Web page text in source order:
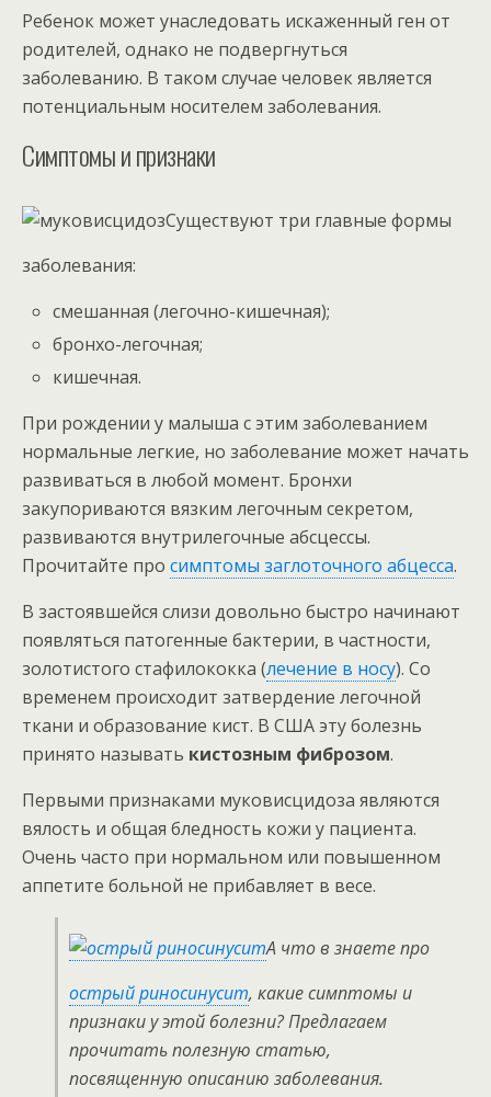
Ребенок может унаследовать искаженный ген от
родителей, однако не подвергнуться
заболеванию. В таком случае человек является
потенциальным носителем заболевания.
Симптомы и признаки
Существуют три главные формы
заболевания:
смешанная (легочно-кишечная);
бронхо-легочная;
кишечная.
При рождении у малыша с этим заболеванием
нормальные легкие, но заболевание может начать
развиваться в любой момент. Бронхи
закупориваются вязким легочным секретом,
развиваются внутрилегочные абсцессы.
Прочитайте про симптомы заглоточного абцесса.
В застоявшейся слизи довольно быстро начинают
появляться патогенные бактерии, в частности,
золотистого стафилококка (лечение в носу). Со
временем происходит затвердение легочной
ткани и образование кист. В США эту болезнь
принято называть кистозным фиброзом.
Первыми признаками муковисцидоза являются
вялость и общая бледность кожи у пациента.
Очень часто при нормальном или повышенном
аппетите больной не прибавляет в весе.
А что в знаете про
острый риносинусит, какие симптомы и
признаки у этой болезни? Предлагаем
прочитать полезную статью,
посвященную описанию заболевания.